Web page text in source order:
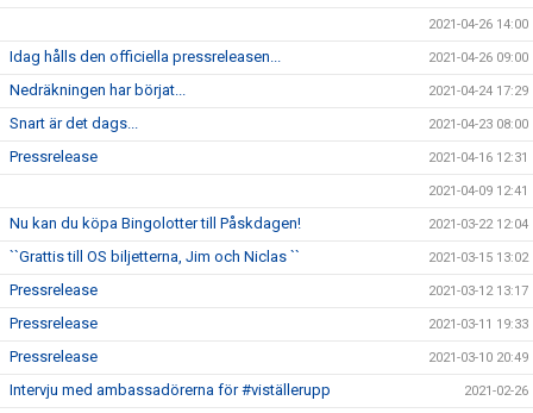
2021-04-26 14:00
Idag hålls den officiella pressreleasen... 2021-04-26 09:00
Nedräkningen har börjat... 2021-04-24 17:29
Snart är det dags... 2021-04-23 08:00
Pressrelease 2021-04-16 12:31
2021-04-09 12:41
Nu kan du köpa Bingolotter till Påskdagen! 2021-03-22 12:04
``Grattis till OS biljetterna, Jim och Niclas `` 2021-03-15 13:02
Pressrelease 2021-03-12 13:17
Pressrelease 2021-03-11 19:33
Pressrelease 2021-03-10 20:49
Intervju med ambassadörerna för #viställerupp 2021-02-26